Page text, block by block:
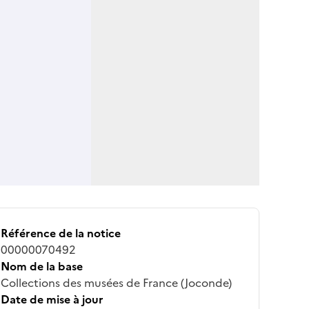
Référence de la notice
00000070492
Nom de la base
Collections des musées de France (Joconde)
Date de mise à jour